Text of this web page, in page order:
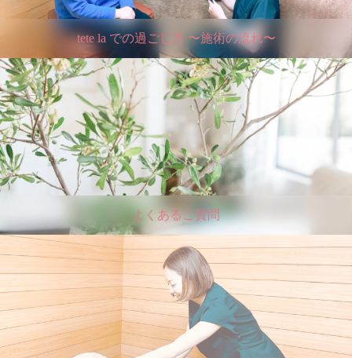
tete la での過ごし方 〜施術の流れ〜
よくあるご質問